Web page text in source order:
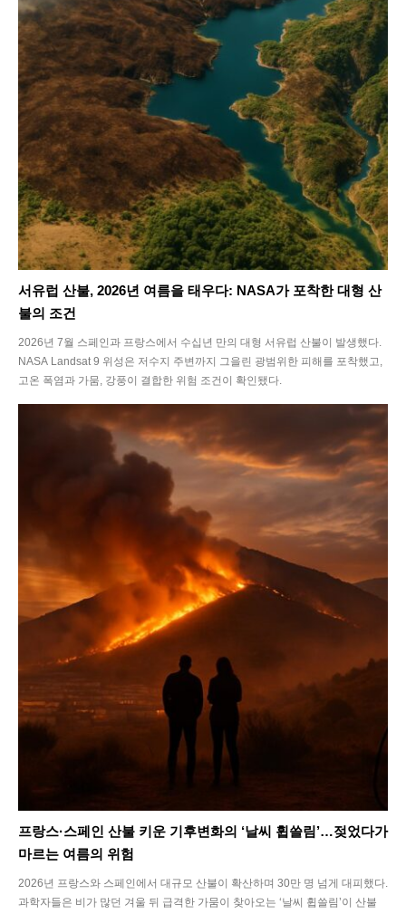
Energy
Food
Health
Life
Interview
Article
Tech
서유럽 산불, 2026년 여름을 태우다: NASA가 포착한 대형 산
불의 조건
2026년 7월 스페인과 프랑스에서 수십년 만의 대형 서유럽 산불이 발생했다.
NASA Landsat 9 위성은 저수지 주변까지 그을린 광범위한 피해를 포착했고,
고온 폭염과 가뭄, 강풍이 결합한 위험 조건이 확인됐다.
프랑스·스페인 산불 키운 기후변화의 ‘날씨 휩쓸림’…젖었다가
마르는 여름의 위험
2026년 프랑스와 스페인에서 대규모 산불이 확산하며 30만 명 넘게 대피했다.
과학자들은 비가 많던 겨울 뒤 급격한 가뭄이 찾아오는 ‘날씨 휩쓸림’이 산불